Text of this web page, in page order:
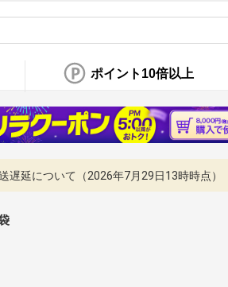
ポイント10倍以上
遅延について（2026年7月29日13時時点）